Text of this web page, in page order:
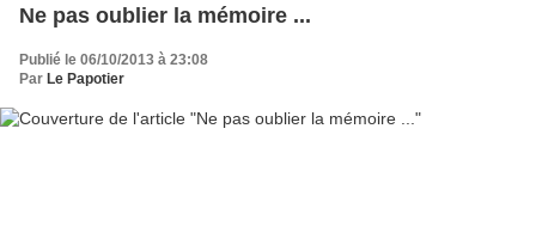
Ne pas oublier la mémoire ...
Publié le 06/10/2013 à 23:08
Par Le Papotier